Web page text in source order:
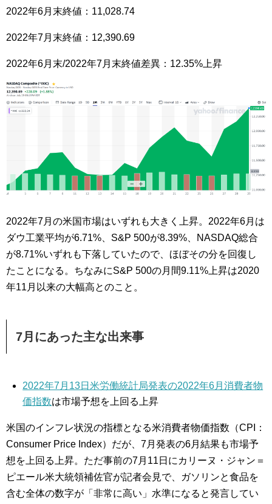
2022年6月末終値：11,028.74
2022年7月末終値：12,390.69
2022年6月末/2022年7月末終値差異：12.35%上昇
2022年7月の米国市場はいずれも大きく上昇。2022年6月は
ダウ工業平均が6.71%、S&P 500が8.39%、NASDAQ総合
が8.71%いずれも下落していたので、ほぼその分を回復し
たことになる。ちなみにS&P 500の月間9.11%上昇は2020
年11月以来の大幅高とのこと。
7月にあった主な出来事
2022年7月13日米労働統計局発表の2022年6月消費者物
価指数は市場予想を上回る上昇
米国のインフレ状況の指標となる米消費者物価指数（CPI：
Consumer Price Index）だが、7月発表の6月結果も市場予
想を上回る上昇。ただ事前の7月11日にカリーヌ・ジャン＝
ピエール米大統領補佐官が記者会見で、ガソリンと食品を
含む全体の数字が「非常に高い」水準になると発言してい